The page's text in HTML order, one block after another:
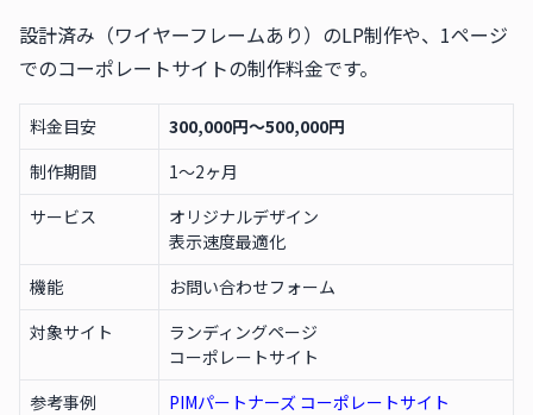
設計済み（ワイヤーフレームあり）のLP制作や、1ページ
でのコーポレートサイトの制作料金です。
料金目安
300,000円〜500,000円
制作期間
1〜2ヶ月
サービス
オリジナルデザイン
表示速度最適化
機能
お問い合わせフォーム
対象サイト
ランディングページ
コーポレートサイト
参考事例
PIMパートナーズ コーポレートサイト